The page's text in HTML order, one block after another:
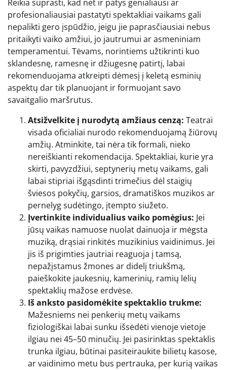
Reikia suprasti, kad net ir patys genialiausi ar
profesionaliausiai pastatyti spektakliai vaikams gali
nepalikti gero įspūdžio, jeigu jie paprasčiausiai nebus
pritaikyti vaiko amžiui, jo jautrumui ar asmeniniam
temperamentui. Tėvams, norintiems užtikrinti kuo
sklandesnę, ramesnę ir džiugesnę patirtį, labai
rekomenduojama atkreipti dėmesį į keletą esminių
aspektų dar tik planuojant ir formuojant savo
savaitgalio maršrutus.
Atsižvelkite į nurodytą amžiaus cenzą: Teatrai
visada oficialiai nurodo rekomenduojamą žiūrovų
amžių. Atminkite, tai nėra tik formali, nieko
nereiškianti rekomendacija. Spektakliai, kurie yra
skirti, pavyzdžiui, septynerių metų vaikams, gali
labai stipriai išgąsdinti trimečius dėl staigių
šviesos pokyčių, garsios, dramatiškos muzikos ar
pernelyg sudėtingo, įtempto siužeto.
Įvertinkite individualius vaiko pomėgius: Jei
jūsų vaikas namuose nuolat dainuoja ir mėgsta
muziką, drąsiai rinkitės muzikinius vaidinimus. Jei
jis iš prigimties jautriai reaguoja į tamsą,
nepažįstamus žmones ar didelį triukšmą,
paieškokite jaukesnių, kamerinių, ramių lėlių
spektaklių mažose erdvėse.
Iš anksto pasidomėkite spektaklio trukme:
Mažesniems nei penkerių metų vaikams
fiziologiškai labai sunku išsėdėti vienoje vietoje
ilgiau nei 45–50 minučių. Jei pasirinktas spektaklis
trunka ilgiau, būtinai pasiteiraukite bilietų kasose,
ar vaidinimo metu bus pertrauka, per kurią vaikas